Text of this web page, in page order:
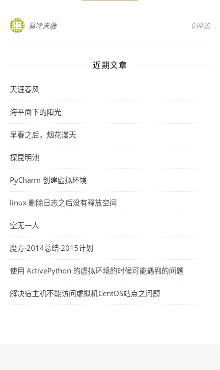
易冷天涯 0评论
近期文章
天涯春风
海平面下的阳光
早春之后，烟花漫天
探昆明池
PyCharm 创建虚拟环境
linux 删除日志之后没有释放空间
空无一人
魔方·2014总结·2015计划
使用 ActivePython 的虚拟环境的时候可能遇到的问题
解决宿主机不能访问虚拟机CentOS站点之问题